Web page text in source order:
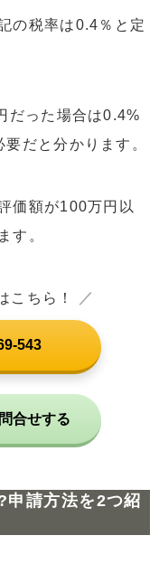
の税率は0.4％と定
だった場合は0.4%
だと分かります。
価額が100万円以
す。
こちら！ ／
543
合せする
申請方法を2つ紹